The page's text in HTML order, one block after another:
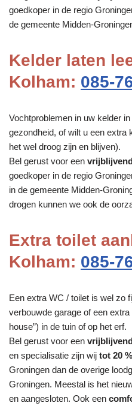
goedkoper in de regio
de gemeente Midden-
Kelder laten
Kolham: 085-
Vochtproblemen in uw kelder
gezondheid, of wilt u een extra
het wel droog zijn en blijven).
Bel gerust voor een
goedkoper in de regio
in de gemeente Midden-
drogen kunnen we ook de
Extra toilet
Kolham: 085-
Een extra WC / toilet is wel zo
verbouwde garage of een
house”) in de tuin of op het erf.
Bel gerust voor een
en specialisatie zijn wij tot 20
Groningen dan de overige
Groningen. Meestal is het
en aangesloten. Ook een